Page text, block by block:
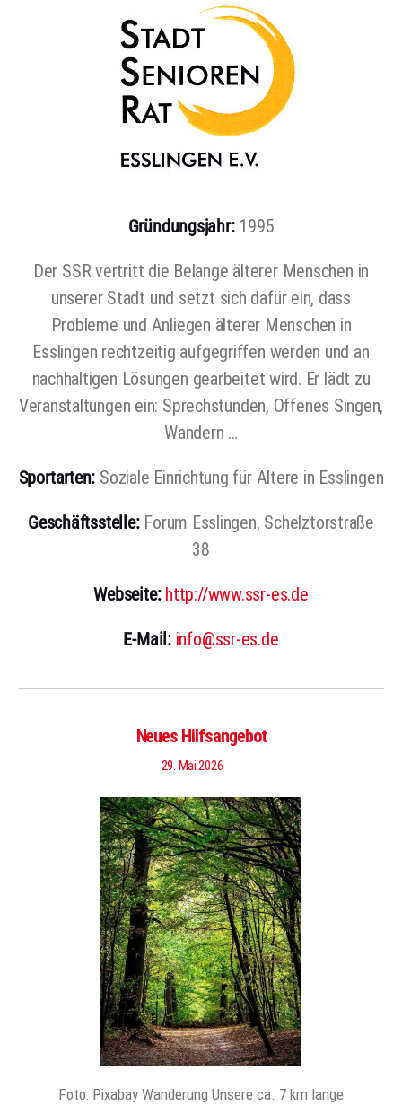
Gründungsjahr:1995
Der SSR vertritt die Belange älterer Menschen in
unserer Stadt und setzt sich dafür ein, dass
Probleme und Anliegen älterer Menschen in
Esslingen rechtzeitig aufgegriffen werden und an
nachhaltigen Lösungen gearbeitet wird. Er lädt zu
Veranstaltungen ein: Sprechstunden, Offenes Singen,
Wandern …
Sportarten: Soziale Einrichtung für Ältere in Esslingen
Geschäftsstelle:Forum Esslingen, Schelztorstraße
38
Webseite: http://www.ssr-es.de
E-Mail: info@ssr-es.de
Neues Hilfsangebot
29. Mai 2026
Foto: Pixabay Wanderung Unsere ca. 7 km lange